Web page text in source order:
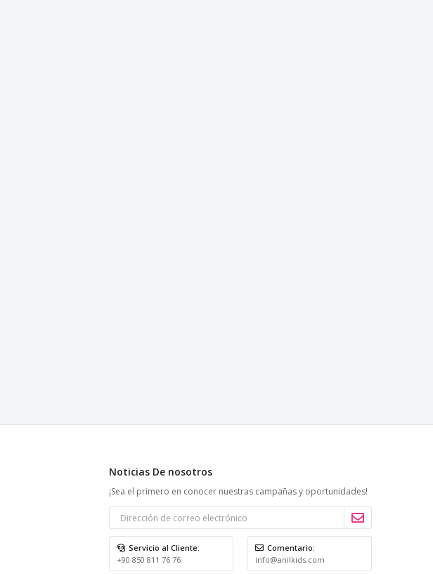
Noticias De nosotros
¡Sea el primero en conocer nuestras campañas y oportunidades!
Servicio al Cliente:
+90 850 811 76 76
Comentario:
info@anilkids.com